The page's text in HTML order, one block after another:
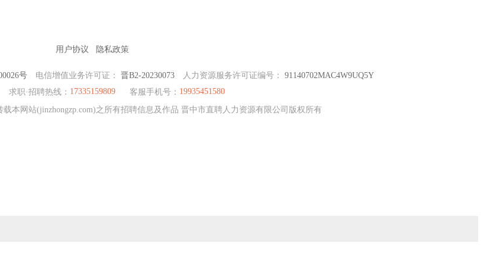
用户协议 隐私政策
号 电信增值业务许可证： 晋B2-20230073 人力资源服务许可证编号： 91140702MAC4W9UQ5Y
求职·招聘热线： 17335159809 客服手机号： 19935451580
本网站(jinzhongzp.com)之所有招聘信息及作品 晋中市直聘人力资源有限公司版权所有